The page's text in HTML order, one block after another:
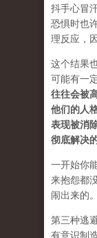
抖手心冒
恐惧时也
理反应，
这个结果
可能有一
往往会被
他们的人
表现被消
彻底解决
一开始你
来抱怨都
闹出来的。
第三种逃
有意识制